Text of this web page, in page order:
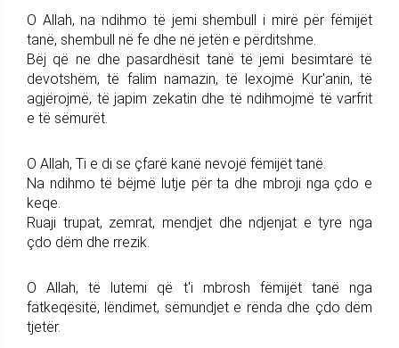
O Allah, na ndihmo të jemi shembull i mirë për fëmijët
tanë, shembull në fe dhe në jetën e përditshme.
Bëj që ne dhe pasardhësit tanë të jemi besimtarë të
devotshëm, të falim namazin, të lexojmë Kur'anin, të
agjërojmë, të japim zekatin dhe të ndihmojmë të varfrit
e të sëmurët.
O Allah, Ti e di se çfarë kanë nevojë fëmijët tanë.
Na ndihmo të bëjmë lutje për ta dhe mbroji nga çdo e
keqe.
Ruaji trupat, zemrat, mendjet dhe ndjenjat e tyre nga
çdo dëm dhe rrezik.
O Allah, të lutemi që t'i mbrosh fëmijët tanë nga
fatkeqësitë, lëndimet, sëmundjet e rënda dhe çdo dëm
tjetër.